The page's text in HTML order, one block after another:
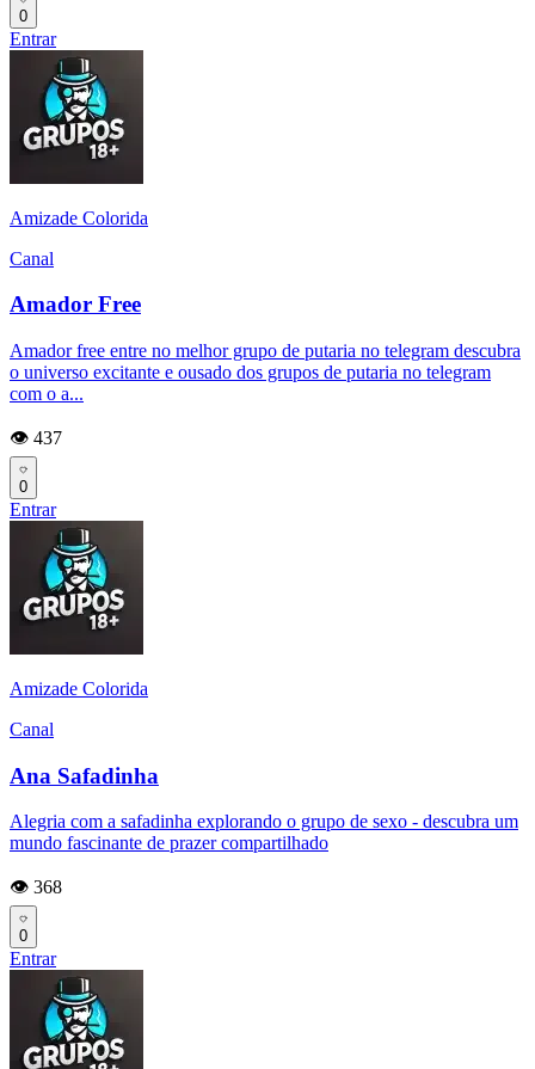
0
Entrar
Amizade Colorida
Canal
Amador Free
Amador free entre no melhor grupo de putaria no telegram descubra
o universo excitante e ousado dos grupos de putaria no telegram
com o a...
👁️ 437
0
Entrar
Amizade Colorida
Canal
Ana Safadinha
Alegria com a safadinha explorando o grupo de sexo - descubra um
mundo fascinante de prazer compartilhado
👁️ 368
0
Entrar